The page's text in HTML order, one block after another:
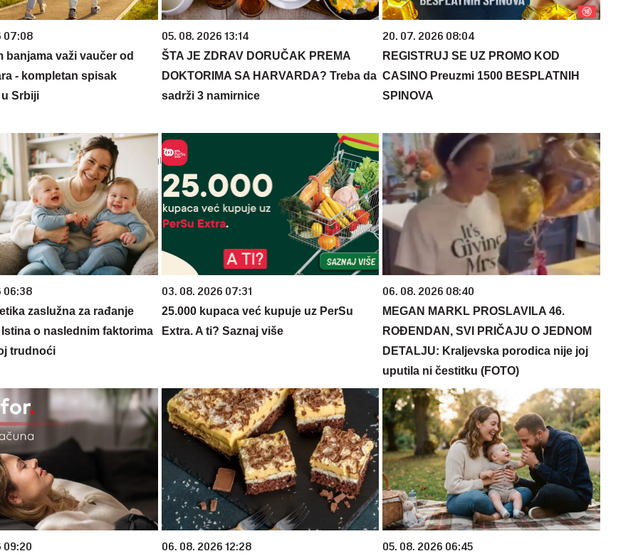
07:08
banjama važi vaučer od
- kompletan spisak
Srbiji
05. 08. 2026 13:14
ŠTA JE ZDRAV DORUČAK PREMA
DOKTORIMA SA HARVARDA? Treba da
sadrži 3 namirnice
20. 07. 2026 08:04
REGISTRUJ SE UZ PROMO KOD
CASINO Preuzmi 1500 BESPLATNIH
SPINOVA
06:38
zaslužna za rađanje
o naslednim faktorima
trudnoći
03. 08. 2026 07:31
25.000 kupaca već kupuje uz PerSu
Extra. A ti? Saznaj više
06. 08. 2026 08:40
MEGAN MARKL PROSLAVILA 46.
ROĐENDAN, SVI PRIČAJU O JEDNOM
DETALJU: Kraljevska porodica nije joj
uputila ni čestitku (FOTO)
09:20 06. 08. 2026 12:28 05. 08. 2026 06:45